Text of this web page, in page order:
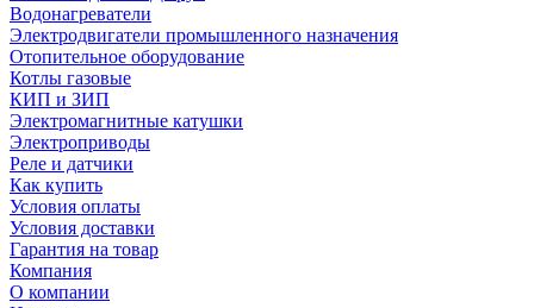
Водонагреватели
Электродвигатели промышленного назначения
Отопительное оборудование
Котлы газовые
КИП и ЗИП
Электромагнитные катушки
Электроприводы
Реле и датчики
Как купить
Условия оплаты
Условия доставки
Гарантия на товар
Компания
О компании